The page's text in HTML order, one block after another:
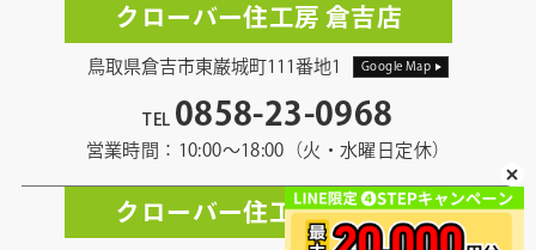
クローバー住工房 倉吉店
鳥取県倉吉市東巌城町111番地1 Google Map
TEL 0858-23-0968
営業時間：10:00〜18:00（火・水曜日定休）
クローバー住工房 米子店